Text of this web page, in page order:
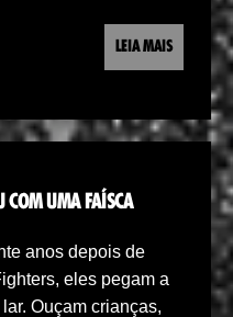
LEIA MAIS
COM UMA FAÍSCA
anos depois de
eles pegam a
Ouçam crianças,